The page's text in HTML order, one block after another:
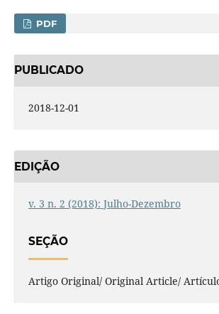
PDF
PUBLICADO
2018-12-01
EDIÇÃO
v. 3 n. 2 (2018): Julho-Dezembro
SEÇÃO
Artigo Original/ Original Article/